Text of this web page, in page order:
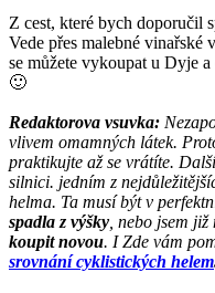
Z cest, které bych doporučil
Vede přes malebné vinařské
se můžete vykoupat u Dyje
🙂
Redaktorova vsuvka:
vlivem omamných látek.
praktikujte až se vrátíte.
silnici. jedním z
helma. Ta musí být v
spadla z výšky , nebo jsem
koupit novou. I Zde vám
srovnání cyklistických helem